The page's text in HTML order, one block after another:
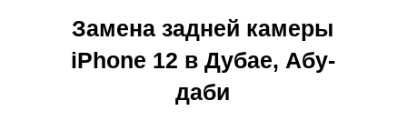
Замена задней камеры
iPhone 12 в Дубае, Абу-
даби